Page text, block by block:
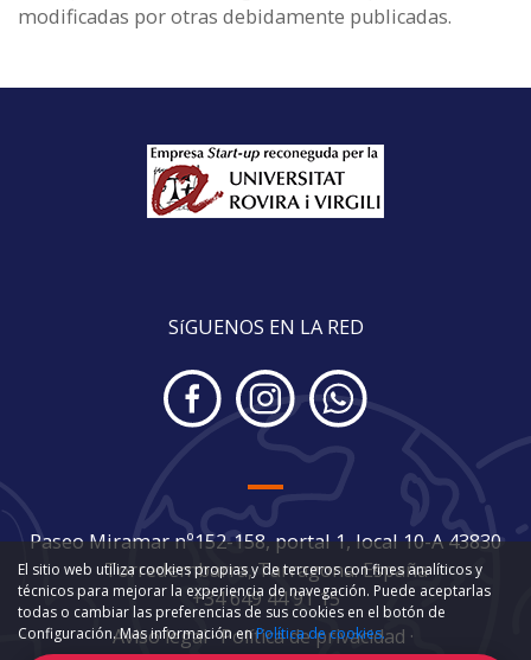
modificadas por otras debidamente publicadas.
SíGUENOS EN LA RED
Paseo Miramar nº152-158, portal 1, local 10-A 43830
Torredembarra, Tarragona. España
+34 649 44 91 15
Aviso legal· Política de privacidad ·
El sitio web utiliza cookies propias y de terceros con fines analíticos y
técnicos para mejorar la experiencia de navegación. Puede aceptarlas
todas o cambiar las preferencias de sus cookies en el botón de
Configuración. Mas información enPolítica de cookies.